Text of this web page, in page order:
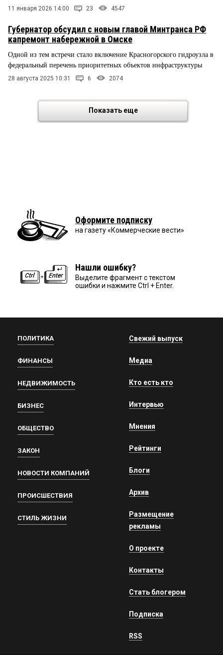
11 января 2026 14:00 23 4547
Губернатор обсудил с новым главой Минтранса РФ
капремонт набережной в Омске
Одной из тем встречи стало включение Красногорского гидроузла в
федеральный перечень приоритетных объектов инфраструктуры
28 августа 2025 10:31 6 2074
Показать еще
Оформите подписку
на газету «Коммерческие вести»
Нашли ошибку?
Выделите фрагмент с текстом
ошибки и нажмите Ctrl + Enter.
ПОЛИТИКА
ФИНАНСЫ
НЕДВИЖИМОСТЬ
БИЗНЕС
ОБЩЕСТВО
ЗАКОН
НОВОСТИ КОМПАНИЙ
ПРОИСШЕСТВИЯ
СТИЛЬ ЖИЗНИ
Свежий выпуск
Медиа
Кто есть кто
Интервью
Мнения
Рейтинги
Блоги
Архив
Размещение
рекламы
О проекте
Контакты
Стать блогером
Подписка
RSS